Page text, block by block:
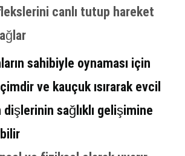
canlı tutup hareket
sahibiyle oynaması için
ve kauçuk ısırarak evcil
dişlerinin sağlıklı gelişimine